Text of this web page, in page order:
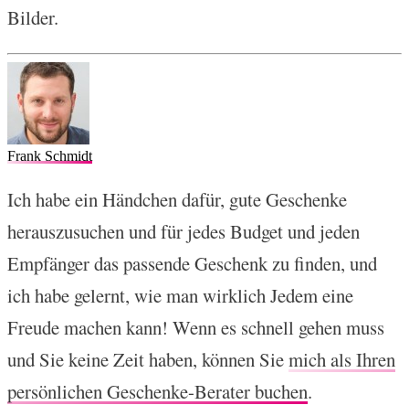
Bilder.
Frank Schmidt
Ich habe ein Händchen dafür, gute Geschenke
herauszusuchen und für jedes Budget und jeden
Empfänger das passende Geschenk zu finden, und
ich habe gelernt, wie man wirklich Jedem eine
Freude machen kann! Wenn es schnell gehen muss
und Sie keine Zeit haben, können Siemich als Ihren
persönlichen Geschenke-Berater buchen.